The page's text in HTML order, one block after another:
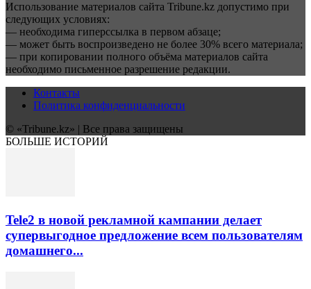
Использование материалов сайта Tribune.kz допустимо при
следующих условиях:
— необходима гиперссылка в первом абзаце;
— может быть воспроизведено не более 30% всего материала;
— при копировании полного объёма материалов сайта
необходимо письменное разрешение редакции.
Контакты
Политика конфиденциальности
© «Tribune.kz» | Все права защищены
БОЛЬШЕ ИСТОРИЙ
Tele2 в новой рекламной кампании делает
супервыгодное предложение всем пользователям
домашнего...